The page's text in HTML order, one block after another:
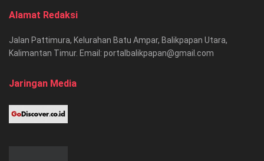
Alamat Redaksi
Jalan Pattimura, Kelurahan Batu Ampar, Balikpapan Utara,
Kalimantan Timur. Email: portalbalikpapan@gmail.com
Jaringan Media